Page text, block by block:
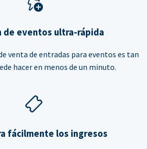
de eventos ultra-rápida
venta de entradas para eventos es tan
hacer en menos de un minuto.
fácilmente los ingresos